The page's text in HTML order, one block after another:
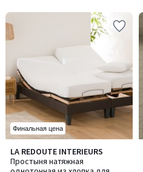
Финальная цена
LA REDOUTE INTERIEURS
Простыня натяжная
4,4
/ 5
Количество
цветов: